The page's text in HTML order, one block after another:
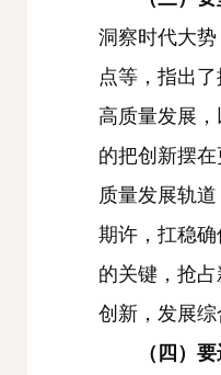
洞察时代大
点等，指出
高质量发展
的把创新摆
质量发展轨
期许，扛稳
的关键，抢
创新，发展
（四）要进